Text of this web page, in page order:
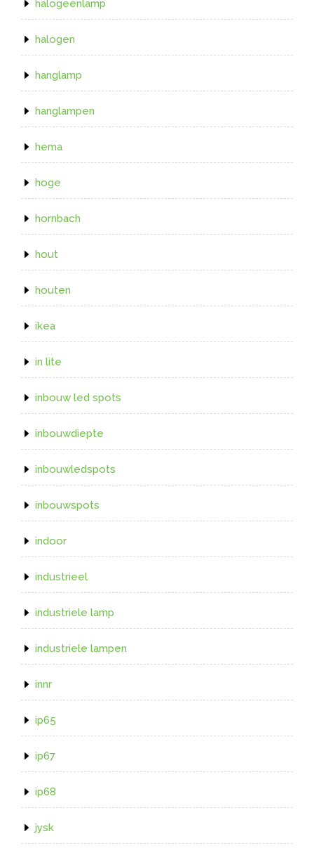
halogeenlamp
halogen
hanglamp
hanglampen
hema
hoge
hornbach
hout
houten
ikea
in lite
inbouw led spots
inbouwdiepte
inbouwledspots
inbouwspots
indoor
industrieel
industriele lamp
industriele lampen
innr
ip65
ip67
ip68
jysk